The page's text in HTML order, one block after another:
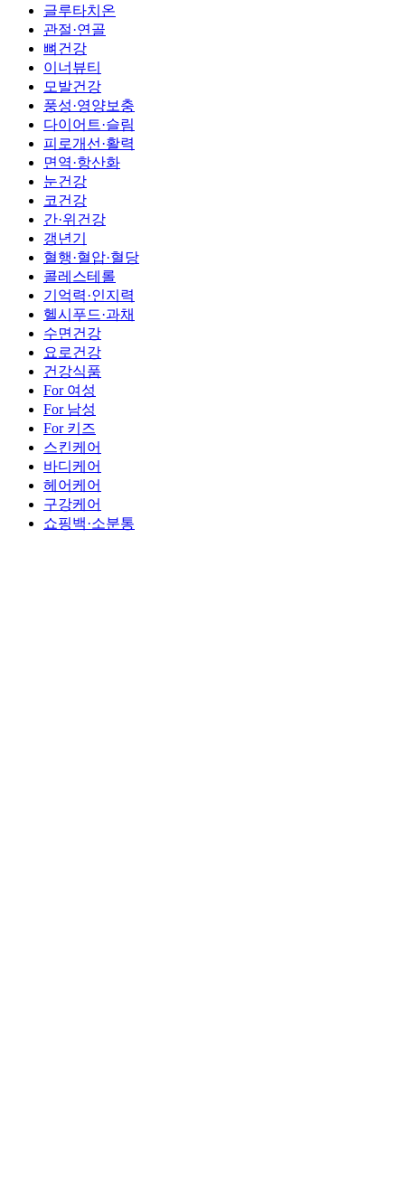
글루타치온
관절·연골
뼈건강
이너뷰티
모발건강
풍성·영양보충
다이어트·슬림
피로개선·활력
면역·항산화
눈건강
코건강
간·위건강
갱년기
혈행·혈압·혈당
콜레스테롤
기억력·인지력
헬시푸드·과채
수면건강
요로건강
건강식품
For 여성
For 남성
For 키즈
스킨케어
바디케어
헤어케어
구강케어
쇼핑백·소분통